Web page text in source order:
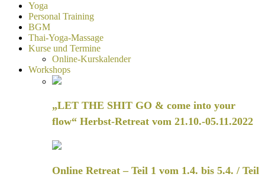
Yoga
Personal Training
BGM
Thai-Yoga-Massage
Kurse und Termine
Online-Kurskalender
Workshops
„LET THE SHIT GO & come into your
flow“ Herbst-Retreat vom 21.10.-05.11.2022
Online Retreat – Teil 1 vom 1.4. bis 5.4. / Teil